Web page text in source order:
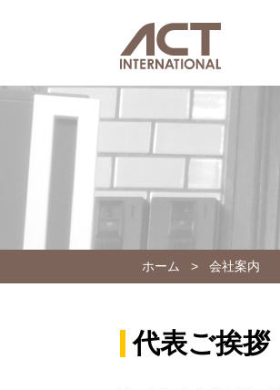
ホーム > 会社案内
代表ご挨拶